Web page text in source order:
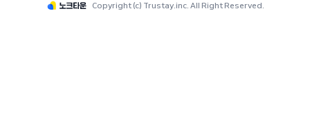
Copyright (c) Trustay.inc. All Right Reserved.